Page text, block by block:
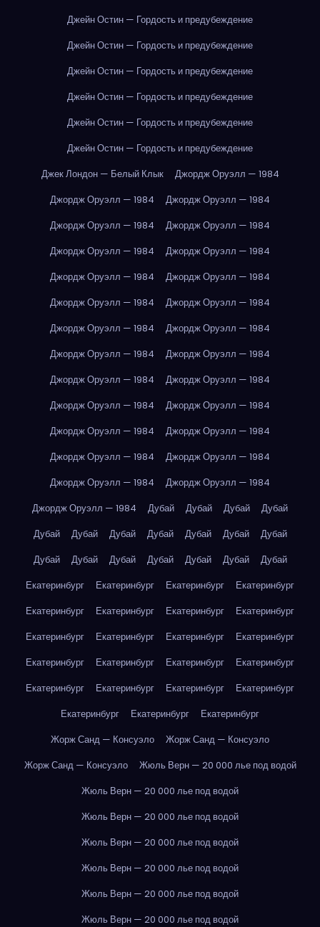
Джейн Остин — Гордость и предубеждение
Джейн Остин — Гордость и предубеждение
Джейн Остин — Гордость и предубеждение
Джейн Остин — Гордость и предубеждение
Джейн Остин — Гордость и предубеждение
Джейн Остин — Гордость и предубеждение
Джек Лондон — Белый Клык
Джордж Оруэлл — 1984
Джордж Оруэлл — 1984
Джордж Оруэлл — 1984
Джордж Оруэлл — 1984
Джордж Оруэлл — 1984
Джордж Оруэлл — 1984
Джордж Оруэлл — 1984
Джордж Оруэлл — 1984
Джордж Оруэлл — 1984
Джордж Оруэлл — 1984
Джордж Оруэлл — 1984
Джордж Оруэлл — 1984
Джордж Оруэлл — 1984
Джордж Оруэлл — 1984
Джордж Оруэлл — 1984
Джордж Оруэлл — 1984
Джордж Оруэлл — 1984
Джордж Оруэлл — 1984
Джордж Оруэлл — 1984
Джордж Оруэлл — 1984
Джордж Оруэлл — 1984
Джордж Оруэлл — 1984
Джордж Оруэлл — 1984
Джордж Оруэлл — 1984
Джордж Оруэлл — 1984
Джордж Оруэлл — 1984
Дубай Дубай Дубай
Дубай
Дубай
Дубай Дубай Дубай Дубай Дубай
Дубай
Дубай
Дубай Дубай Дубай Дубай Дубай
Дубай
Екатеринбург
Екатеринбург Екатеринбург
Екатеринбург
Екатеринбург
Екатеринбург Екатеринбург
Екатеринбург
Екатеринбург
Екатеринбург Екатеринбург
Екатеринбург
Екатеринбург
Екатеринбург Екатеринбург
Екатеринбург
Екатеринбург
Екатеринбург Екатеринбург
Екатеринбург
Екатеринбург
Екатеринбург
Екатеринбург
Жорж Санд — Консуэло
Жорж Санд — Консуэло
Жорж Санд — Консуэло
Жюль Верн — 20 000 лье под водой
Жюль Верн — 20 000 лье под водой
Жюль Верн — 20 000 лье под водой
Жюль Верн — 20 000 лье под водой
Жюль Верн — 20 000 лье под водой
Жюль Верн — 20 000 лье под водой
Жюль Верн — 20 000 лье под водой